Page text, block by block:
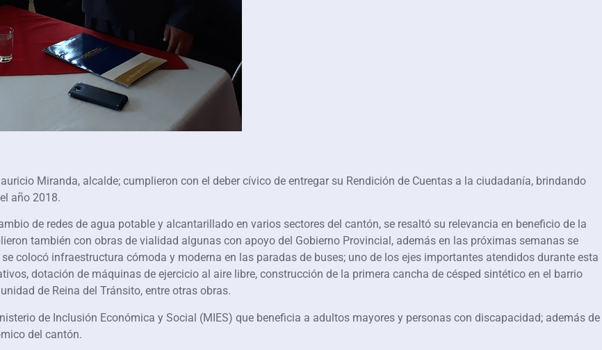
Miranda, alcalde; cumplieron con el deber cívico de entregar su Rendición de Cuentas a la ciudadanía, brindando
año 2018.
de redes de agua potable y alcantarillado en varios sectores del cantón, se resaltó su relevancia en beneficio de la
también con obras de vialidad algunas con apoyo del Gobierno Provincial, además en las próximas semanas se
colocó infraestructura cómoda y moderna en las paradas de buses; uno de los ejes importantes atendidos durante esta
dotación de máquinas de ejercicio al aire libre, construcción de la primera cancha de césped sintético en el barrio
de Reina del Tránsito, entre otras obras.
de Inclusión Económica y Social (MIES) que beneficia a adultos mayores y personas con discapacidad; además de
del cantón.